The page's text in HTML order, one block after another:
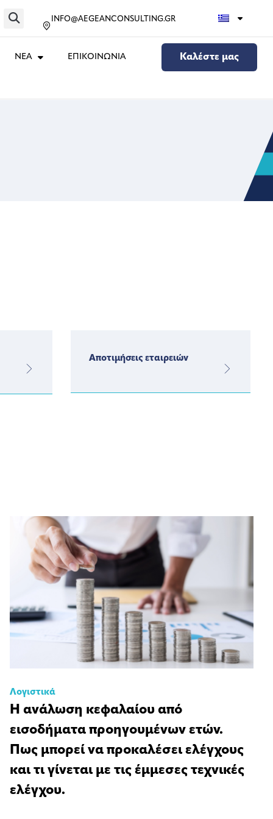
INFO@AEGEANCONSULTING.GR
ΝΕΑ ΕΠΙΚΟΙΝΩΝΙΑ Καλέστε μας
Αποτιμήσεις εταιρειών
Λογιστικά
Η ανάλωση κεφαλαίου από
εισοδήματα προηγουμένων ετών.
Πως μπορεί να προκαλέσει ελέγχους
και τι γίνεται με τις έμμεσες τεχνικές
ελέγχου.